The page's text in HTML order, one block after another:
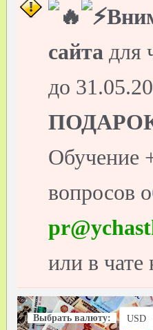
сайта для
до
Обучение
вопросов
или в чате
Выбрать валюту: